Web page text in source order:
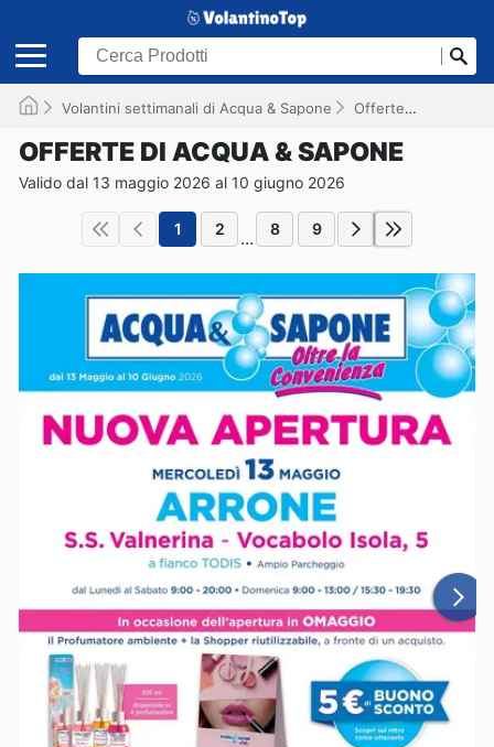
Volantini settimanali di Acqua & Sapone Offerte
OFFERTE DI ACQUA & SAPONE
Valido dal 13 maggio 2026 al 10 giugno 2026
1 2 ... 8 9